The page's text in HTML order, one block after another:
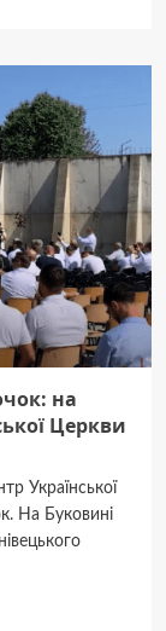
на
Церкви
Української
На Буковині